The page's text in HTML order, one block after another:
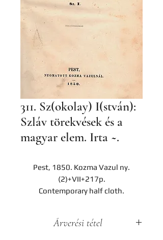
311. Sz(okolay) I(stván):
Szláv törekvések és a
magyar elem. Irta ~.
Pest, 1850. Kozma Vazul ny.
(2)+VII+217p.
Contemporary half cloth.
Árverési tétel